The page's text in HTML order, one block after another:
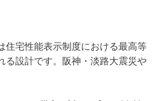
住宅性能表示制度における最高等
る設計です。阪神・淡路大震災や